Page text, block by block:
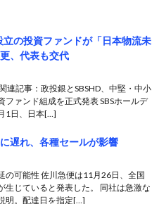
立の投資ファンドが「日本物流未
、代表も交代
連記事：政投銀とSBSHD、中堅・中小
ファンド組成を正式発表 SBSホールデ
1日、日本[…]
遅れ、各種セールが影響
の可能性 佐川急便は11月26日、全国
生じていると発表した。 同社は急激な
明。配達日を指定[…]